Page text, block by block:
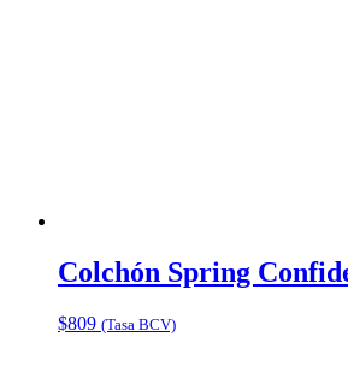
Colchón Spring
$809 (Tasa BCV)